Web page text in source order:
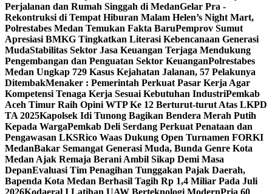
Perjalanan dan Rumah Singgah di MedanGelar Pra -
Rekontruksi di Tempat Hiburan Malam Helen’s Night Mart,
Polrestabes Medan Temukan Fakta BaruPemprov Sumut
Apresiasi BMKG Tingkatkan Literasi Kebencanaan Generasi
MudaStabilitas Sektor Jasa Keuangan Terjaga Mendukung
Pengembangan dan Penguatan Sektor KeuanganPolrestabes
Medan Ungkap 729 Kasus Kejahatan Jalanan, 57 Pelakunya
DitembakMenaker : Pemerintah Perkuat Pasar Kerja Agar
Kompetensi Tenaga Kerja Sesuai Kebutuhan IndustriPemkab
Aceh Timur Raih Opini WTP Ke 12 Berturut-turut Atas LKPD
TA 2025Kapolsek Idi Tunong Bagikan Bendera Merah Putih
Kepada WargaPemkab Deli Serdang Perkuat Penataan dan
Pengawasan LKSRico Waas Dukung Open Turnamen FORKI
MedanBakar Semangat Generasi Muda, Bunda Genre Kota
Medan Ajak Remaja Berani Ambil Sikap Demi Masa
DepanEvaluasi Tim Penagihan Tunggakan Pajak Daerah,
Bapenda Kota Medan Berhasil Tagih Rp 1,4 Miliar Pada Juli
2026Kodaeral I Latihan UAW Berteknologi ModernPria 60